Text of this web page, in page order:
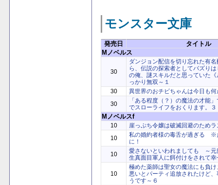
モンスター文庫
発売日
タイトル
Mノベルス
30
ダンジョン配信を切り忘れた有
ら、伝説の探索者としてバズり
の俺、謎スキルだと思っていた
っかり無双～１
30
異世界のおチビちゃんは今日も
30
「ある程度（？）の魔法の才能
でスローライフをおくります。３
Mノベルスf
10
崖っぷち令嬢は破滅回避のため
10
私の婚約者様の毒舌が過ぎる ※
に！
10
愛さないといわれましても ～元
生真面目軍人に餌付けをされて
10
極めた薬師は聖女の魔法にも負
悪いとパーティ追放されたけど
うです～６